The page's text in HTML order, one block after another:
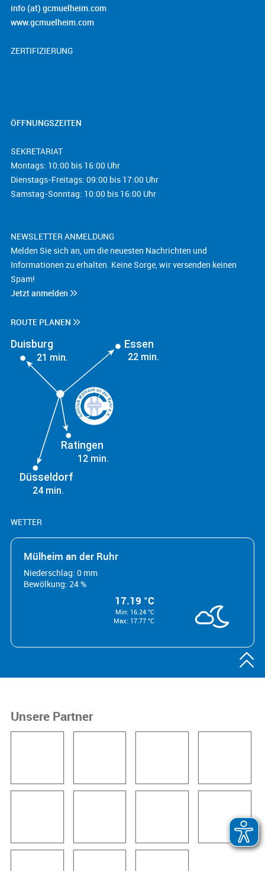
info (at) gcmuelheim.com
www.gcmuelheim.com
ZERTIFIZIERUNG
ÖFFNUNGSZEITEN
SEKRETARIAT
Montags: 10:00 bis 16:00 Uhr
Dienstags-Freitags: 09:00 bis 17:00 Uhr
Samstag-Sonntag: 10:00 bis 16:00 Uhr
NEWSLETTER ANMELDUNG
Melden Sie sich an, um die neuesten Nachrichten und
Informationen zu erhalten. Keine Sorge, wir versenden keinen
Spam!
Jetzt anmelden
ROUTE PLANEN
Ratingen
Düsseldorf
Essen
Duisburg
21 min. 22 min.
12 min.
24 min.
WETTER
Mülheim an der Ruhr
Niederschlag: 0 mm
Bewölkung: 24 %
17.19 °C
Min: 16.24 °C
Max: 17.77 °C

Unsere Partner